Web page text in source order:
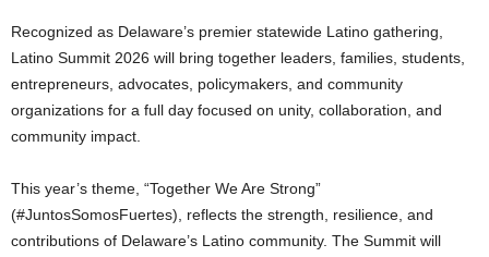
Recognized as Delaware’s premier statewide Latino gathering,
Latino Summit 2026 will bring together leaders, families, students,
entrepreneurs, advocates, policymakers, and community
organizations for a full day focused on unity, collaboration, and
community impact.
This year’s theme, “Together We Are Strong”
(#JuntosSomosFuertes), reflects the strength, resilience, and
contributions of Delaware’s Latino community. The Summit will